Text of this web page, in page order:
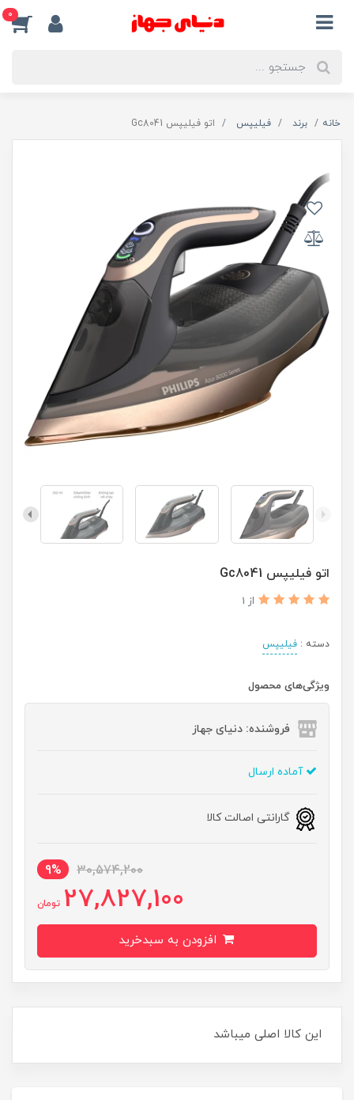
0
خانه برند فیلیپس اتو فیلیپس Gc8041
اتو فیلیپس Gc8041
از 1
دسته : فیلیپس
ویژگی‌های محصول
فروشنده: دنیای جهاز
آماده ارسال
گارانتی اصالت کالا
30,574,200
9%
27,827,100 تومان
این کالا اصلی میباشد